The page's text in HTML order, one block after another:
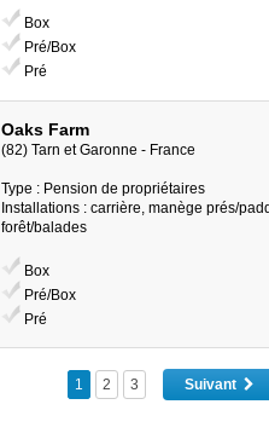
Box
Pré/Box
Pré
Oaks Farm
(82) Tarn et Garonne - France
Type : Pension de propriétaires
Installations : carrière, manège prés/
forêt/balades
Box
Pré/Box
Pré
1 2 3 Suivant